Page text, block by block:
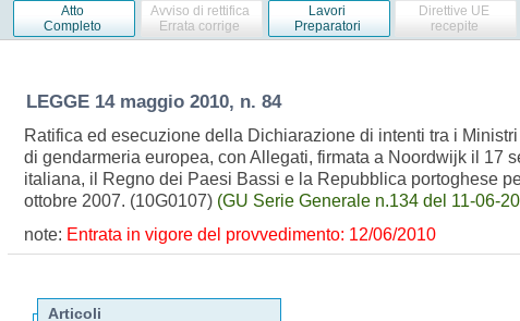
Atto
Completo
Avviso di rettifica
Errata corrige
Lavori
Preparatori
Direttive UE
recepite
LEGGE 14 maggio 2010, n. 84
Ratifica ed esecuzione della Dichiarazione di intenti tra i
di gendarmeria europea, con Allegati, firmata a Noordwijk il 17
italiana, il Regno dei Paesi Bassi e la Repubblica portoghese
ottobre 2007. (10G0107) (GU Serie Generale n.134 del 11-06-
note: Entrata in vigore del provvedimento: 12/06/2010